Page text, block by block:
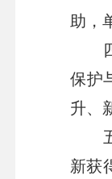
助，
保护
升、
新获